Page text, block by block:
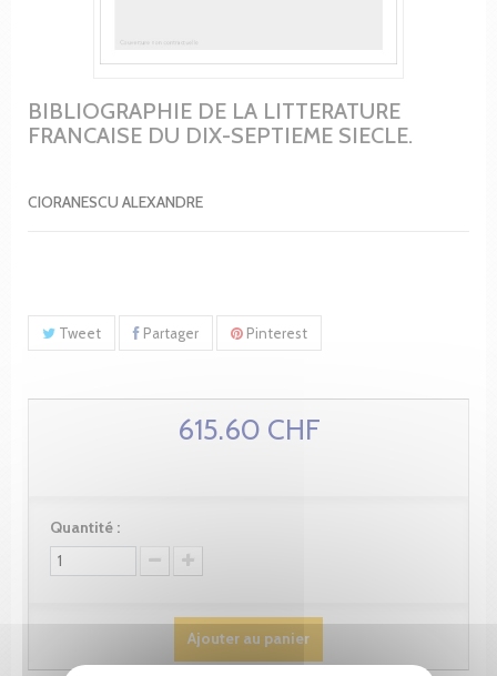
BIBLIOGRAPHIE DE LA LITTERATURE
FRANCAISE DU DIX-SEPTIEME SIECLE.
CIORANESCU ALEXANDRE
Tweet Partager Pinterest
615.60 CHF
Quantité :
Ajouter au panier